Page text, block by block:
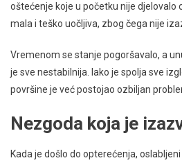
oštećenje koje u početku nije djelovalo
mala i teško uočljiva, zbog čega nije
Vremenom se stanje pogoršavalo, a
je sve nestabilnija. Iako je spolja sve
površine je već postojao ozbiljan
Nezgoda koja je
Kada je došlo do opterećenja,